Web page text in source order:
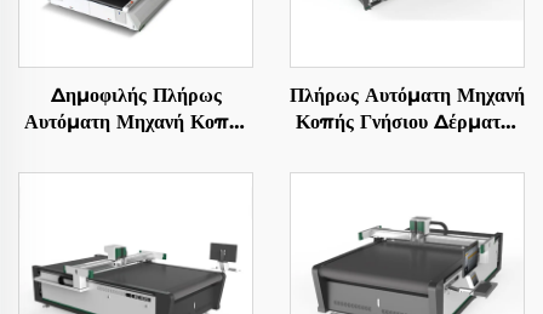
Δημοφιλής Πλήρως
Αυτόματη Μηχανή Κοπής
Υφάσματος, Εξοπλισμός
Πλήρως Αυτόματη Μηχανή
Κοπής Γνήσιου Δέρματος
CNC